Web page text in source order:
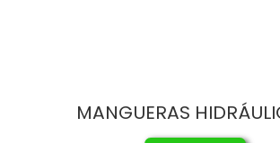
MANGUERAS